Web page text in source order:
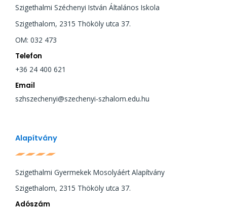
Szigethalmi Széchenyi István Általános Iskola
Szigethalom, 2315 Thököly utca 37.
OM: 032 473
Telefon
+36 24 400 621
Email
szhszechenyi@szechenyi-szhalom.edu.hu
Alapítvány
Szigethalmi Gyermekek Mosolyáért Alapítvány
Szigethalom, 2315 Thököly utca 37.
Adószám